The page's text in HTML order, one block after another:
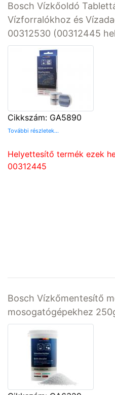
Bosch Vízkőoldó
Vízforralókhoz és
00312530 (00312445
Cikkszám: GA5890
További részletek...
Helyettesítő termék ezek
00312445
Bosch Vízkőmentesítő
mosogatógépekhez